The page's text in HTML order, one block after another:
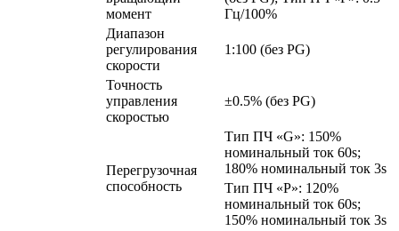
момент
Гц/100%
Диапазон
регулирования
скорости
1:100 (без PG)
Точность
управления
скоростью
±0.5% (без PG)
Перегрузочная
способность
Тип ПЧ «G»: 150%
номинальный ток 60s;
180% номинальный ток 3s
Тип ПЧ «P»: 120%
номинальный ток 60s;
150% номинальный ток 3s